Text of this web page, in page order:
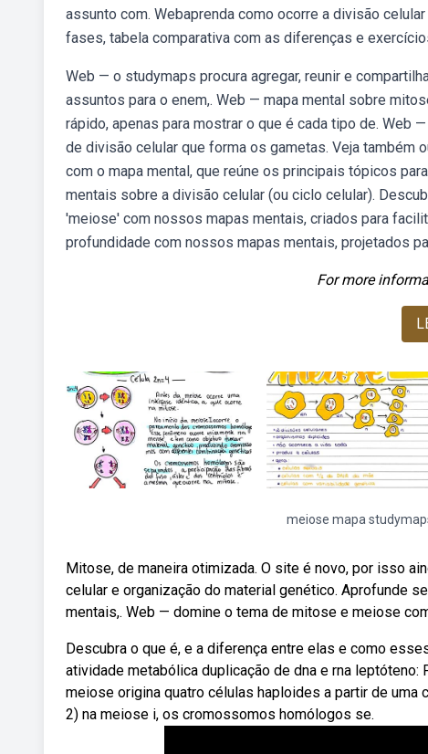
assunto com. Webaprenda como ocorre a divisão
fases, tabela comparativa com as diferenças e
Web — o studymaps procura agregar, reunir e
assuntos para o enem,. Web — mapa mental sobre
rápido, apenas para mostrar o que é cada tipo de.
de divisão celular que forma os gametas. Veja
com o mapa mental, que reúne os principais tópicos
mentais sobre a divisão celular (ou ciclo celular).
'meiose' com nossos mapas mentais, criados para
profundidade com nossos mapas mentais, projetados
For more
meiose mapa
Mitose, de maneira otimizada. O site é novo, por isso
celular e organização do material genético. Aprofunde
mentais,. Web — domine o tema de mitose e meiose
Descubra o que é, e a diferença entre elas e como
atividade metabólica duplicação de dna e rna
meiose origina quatro células haploides a partir de
2) na meiose i, os cromossomos homólogos se.